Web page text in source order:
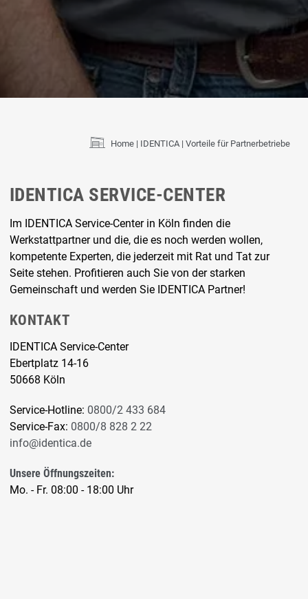
Home IDENTICA Vorteile für Partnerbetriebe
IDENTICA SERVICE-CENTER
Im IDENTICA Service-Center in Köln finden die
Werkstattpartner und die, die es noch werden wollen,
kompetente Experten, die jederzeit mit Rat und Tat zur
Seite stehen. Profitieren auch Sie von der starken
Gemeinschaft und werden Sie IDENTICA Partner!
KONTAKT
IDENTICA Service-Center
Ebertplatz 14-16
50668 Köln
Service-Hotline: 0800/2 433 684
Service-Fax: 0800/8 828 2 22
info@identica.de
Unsere Öffnungszeiten:
Mo. - Fr. 08:00 - 18:00 Uhr